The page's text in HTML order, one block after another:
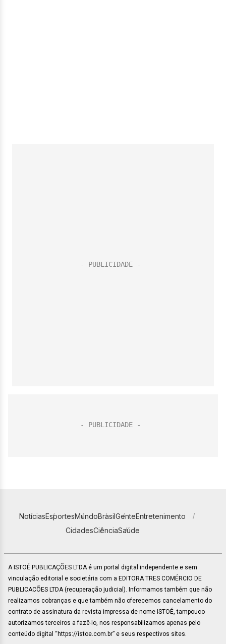
NotíciasEsportesMundoBrasilGenteEntretenimento
CidadesCiênciaSaúde
A ISTOÉ PUBLICAÇÕES LTDA é um portal digital independente e sem
vinculação editorial e societária com a EDITORA TRES COMÉRCIO DE
PUBLICACÕES LTDA (recuperação judicial). Informamos também que não
realizamos cobranças e que também não oferecemos cancelamento do
contrato de assinatura da revista impressa de nome ISTOÉ, tampouco
autorizamos terceiros a fazê-lo, nos responsabilizamos apenas pelo
conteúdo digital “https://istoe.com.br” e seus respectivos sites.